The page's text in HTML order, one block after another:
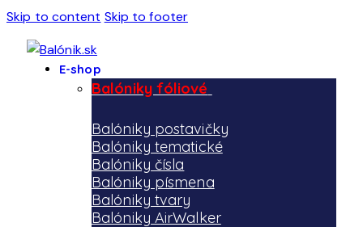
Skip to content Skip to footer
E-shop
Balóniky fóliové
Balóniky postavičky
Balóniky tematické
Balóniky čísla
Balóniky písmena
Balóniky tvary
Balóniky AirWalker